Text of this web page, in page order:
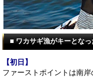
■ ワカサギ漁がキーとな
【初日 】
ファーストポイントは南